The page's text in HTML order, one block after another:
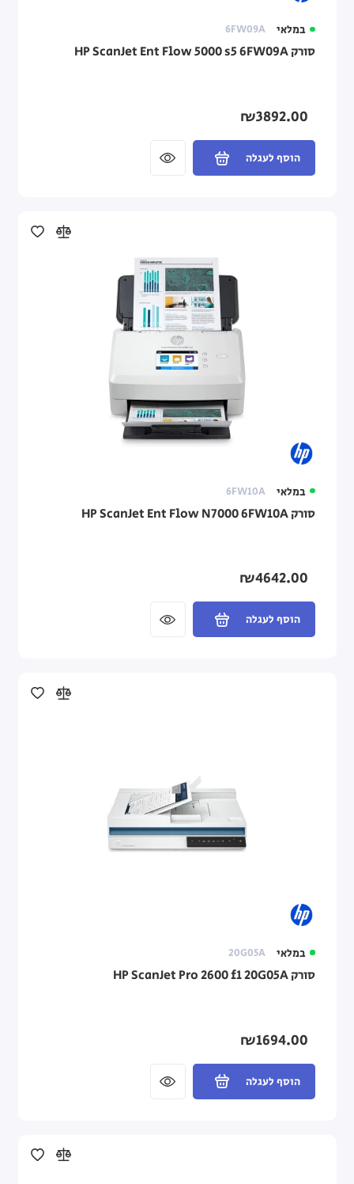
במלאי 6FW09A
סורק HP ScanJet Ent Flow 5000 s5 6FW09A
₪3892.00
הוסף לעגלה
במלאי 6FW10A
סורק HP ScanJet Ent Flow N7000 6FW10A
₪4642.00
הוסף לעגלה
במלאי 20G05A
סורק HP ScanJet Pro 2600 f1 20G05A
₪1694.00
הוסף לעגלה